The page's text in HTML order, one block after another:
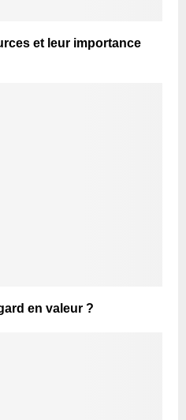
et leur importance
en valeur ?